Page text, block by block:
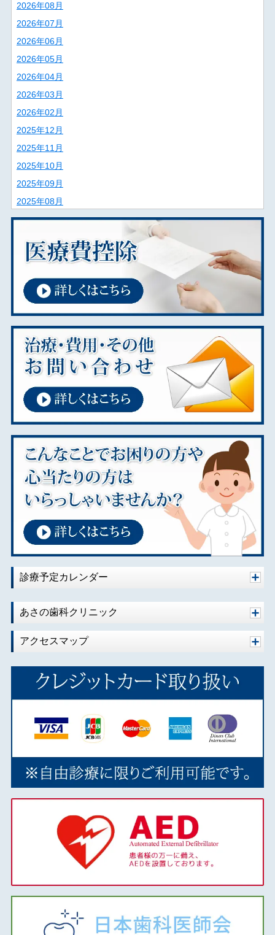
2026年08月
2026年07月
2026年06月
2026年05月
2026年04月
2026年03月
2026年02月
2025年12月
2025年11月
2025年10月
2025年09月
2025年08月
2025年07月
2025年02月
2024年12月
2024年09月
2024年08月
2024年07月
2024年01月
2023年11月
2023年02月
2023年01月
2022年01月
2021年12月
2021年08月
2021年07月
2020年10月
2020年08月
2020年07月
2020年06月
2020年02月
2020年01月
2019年10月
2019年09月
2019年08月
2019年07月
2019年06月
2019年05月
2019年03月
2018年12月
2018年10月
2018年09月
2018年06月
2018年05月
2018年04月
診療予定カレンダー
あさの歯科クリニック
アクセスマップ